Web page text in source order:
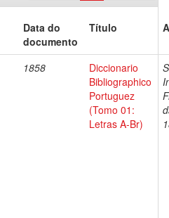
Data do
documento
Título
1858
Diccionario
Bibliographico
Portuguez
(Tomo 01:
Letras A-Br)